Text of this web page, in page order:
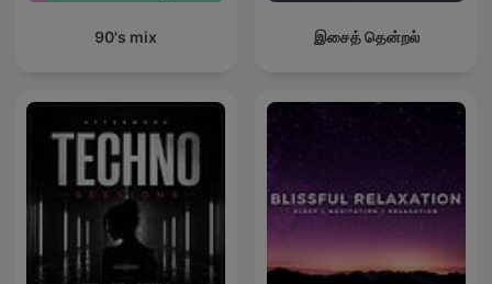
90's mix இசைத் தென்றல்